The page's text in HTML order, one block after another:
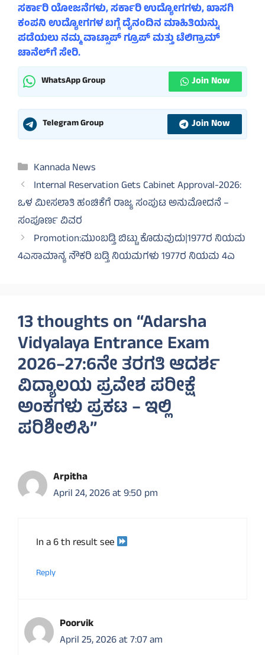
ಸರ್ಕಾರಿ ಯೋಜನೆಗಳು, ಸರ್ಕಾರಿ ಉದ್ಯೋಗಗಳು, ಖಾಸಗಿ
ಕಂಪನಿ ಉದ್ಯೋಗಗಳ ಬಗ್ಗೆ ದೈನಂದಿನ ಮಾಹಿತಿಯನ್ನು
ಪಡೆಯಲು ನಮ್ಮ ವಾಟ್ಸಾಪ್ ಗ್ರೂಪ್ ಮತ್ತು ಟೆಲಿಗ್ರಾಮ್
ಚಾನೆಲ್‌ಗೆ ಸೇರಿ.
WhatsApp Group Join Now
Telegram Group Join Now
Categories
Kannada News
Internal Reservation Gets Cabinet Approval-2026:
ಒಳ ಮೀಸಲಾತಿ ಹಂಚಿಕೆಗೆ ರಾಜ್ಯ ಸಂಪುಟ ಅನುಮೋದನೆ –
ಸಂಪೂರ್ಣ ವಿವರ
Promotion:ಮುಂಬಡ್ತಿ ಬಿಟ್ಟು ಕೊಡುವುದು|1977ರ ನಿಯಮ
4ಎಸಾಮಾನ್ಯ ನೌಕರಿ ಬಡ್ತಿ ನಿಯಮಗಳು 1977ರ ನಿಯಮ 4ಎ
13 thoughts on “Adarsha
Vidyalaya Entrance Exam
2026–27:6ನೇ ತರಗತಿ ಆದರ್ಶ
ವಿದ್ಯಾಲಯ ಪ್ರವೇಶ ಪರೀಕ್ಷೆ
ಅಂಕಗಳು ಪ್ರಕಟ – ಇಲ್ಲಿ
ಪರಿಶೀಲಿಸಿ”
Arpitha
April 24, 2026 at 9:50 pm
In a 6 th result see
Reply
Poorvik
April 25, 2026 at 7:07 am